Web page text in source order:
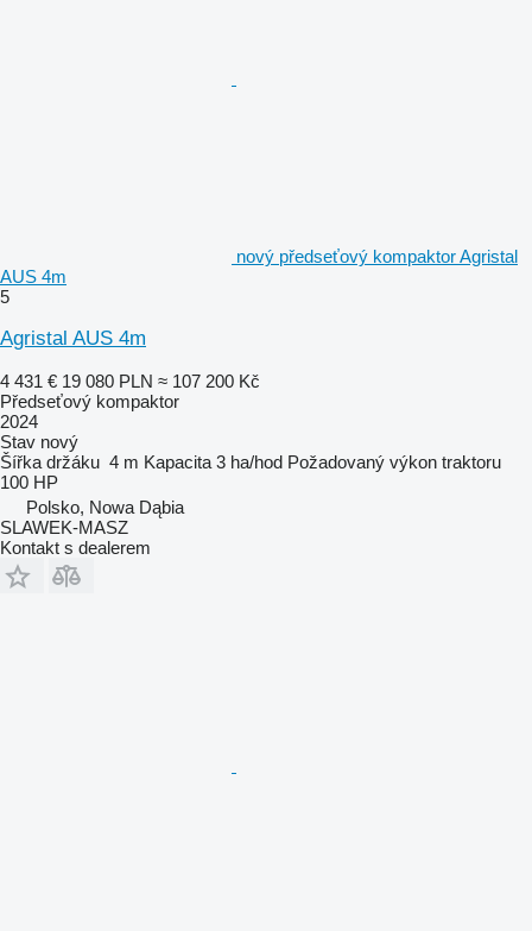
nový předseťový kompaktor Agristal
AUS 4m
5
Agristal AUS 4m
4 431 € 19 080 PLN ≈ 107 200 Kč
Předseťový kompaktor
2024
Stav nový
Šířka držáku 4 m Kapacita 3 ha/hod Požadovaný výkon traktoru
100 HP
Polsko, Nowa Dąbia
SLAWEK-MASZ
Kontakt s dealerem